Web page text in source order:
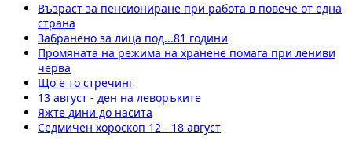
Възраст за пенсиониране при работа в повече от една
страна
Забранено за лица под...81 години
Промяната на режима на хранене помага при лениви
черва
Що е то стречинг
13 август - ден на леворъките
Яжте дини до насита
Седмичен хороскоп 12 - 18 август